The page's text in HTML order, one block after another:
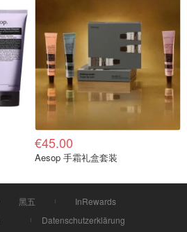
€45.00
Aesop 手霜礼盒套装
黑五
InRewards
Datenschutzerklärung